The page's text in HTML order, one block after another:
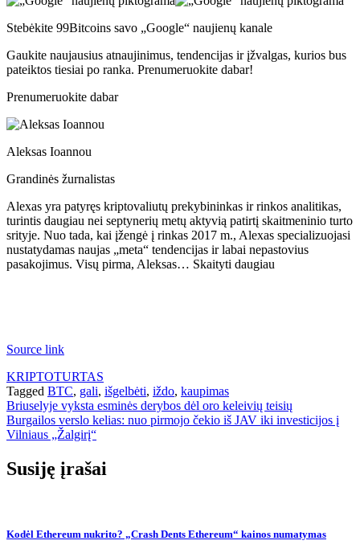
Stebėkite 99Bitcoins savo „Google“ naujienų kanale
Gaukite naujausius atnaujinimus, tendencijas ir įžvalgas, kurios bus
pateiktos tiesiai po ranka. Prenumeruokite dabar!
Prenumeruokite dabar
Aleksas Ioannou
Grandinės žurnalistas
Alexas yra patyręs kriptovaliutų prekybininkas ir rinkos analitikas,
turintis daugiau nei septynerių metų aktyvią patirtį skaitmeninio turto
srityje. Nuo tada, kai įžengė į rinkas 2017 m., Alexas specializuojasi
nustatydamas naujas „meta“ tendencijas ir labai nepastovius
pasakojimus. Visų pirma, Aleksas… Skaityti daugiau
Source link
KRIPTOTURTAS
Tagged BTC, gali, išgelbėti, iždo, kaupimas
Navigacija
tarp
Briuselyje vyksta esminės derybos dėl oro keleivių teisių
Burgailos verslo kelias: nuo pirmojo čekio iš JAV iki investicijos į
Vilniaus „Žalgirį“
Susiję įrašai
Kodėl Ethereum nukrito? „Crash Dents Ethereum“ kainos numatymas